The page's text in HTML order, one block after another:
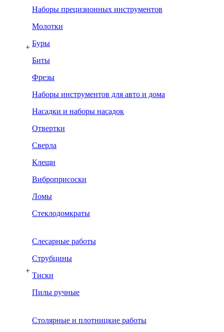
+
Наборы прецизионных инструментов
Молотки
Буры
Биты
Фрезы
Наборы инструментов для авто и дома
Насадки и наборы насадок
Отвертки
Сверла
Клещи
Виброприсоски
Ломы
Стеклодомкраты
+
Слесарные работы
Струбцины
Тиски
Пилы ручные
Столярные и плотницкие работы